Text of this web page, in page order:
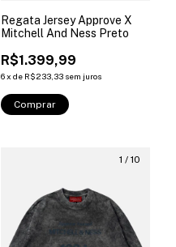
Regata Jersey Approve X
Mitchell And Ness Preto
R$1.399,99
6x de R$233,33 sem juros
Comprar
1 / 10